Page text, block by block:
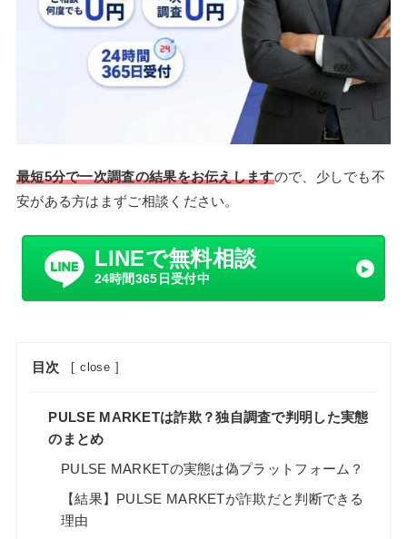
最短5分で一次調査の結果をお伝えしますので、少しでも不
安がある方はまずご相談ください。
LINEで無料相談
24時間365日受付中
目次 [ close ]
PULSE MARKETは詐欺？独自調査で判明した実態
のまとめ
PULSE MARKETの実態は偽プラットフォーム？
【結果】PULSE MARKETが詐欺だと判断できる
理由